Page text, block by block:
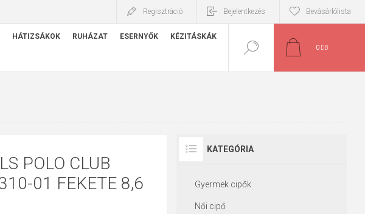
Regisztráció Bejelentkezés Bevásárlólista
HÁTIZSÁKOK RUHÁZAT ESERNYŐK KÉZITÁSKÁK
0 DB
POLO CLUB
01 FEKETE 8,6
KATEGÓRIA
Gyermek cipők
Női cipő